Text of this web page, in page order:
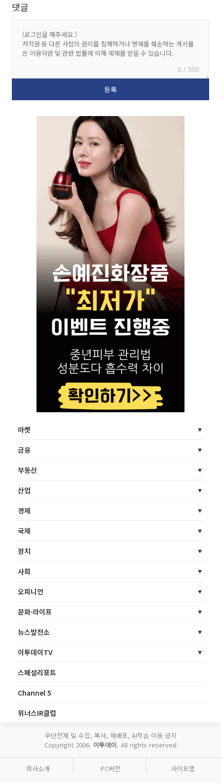
댓글
0 / 300
마켓
금융
부동산
산업
경제
국제
정치
사회
오피니언
문화·라이프
뉴스발전소
이투데이TV
스페셜리포트
Channel 5
위너스IR클럽
무단전재 및 수집, 복사, 재배포, AI학습 이용 금지
Copyright 2006. 이투데이. All rights reserved
회사소개 PC버전 사이트맵